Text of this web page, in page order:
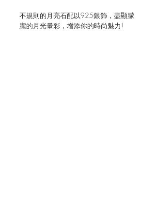
不規則的月亮石配以925銀飾，盡顯朦
朧的月光暈彩，增添你的時尚魅力!